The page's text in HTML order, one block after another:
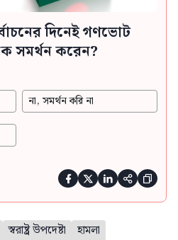
দিনেই গণভোট
সমর্থন করেন?
না, সমর্থন করি না
    
স্বরাষ্ট্র উপদেষ্টা হামলা